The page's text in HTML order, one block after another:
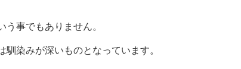
事でもありません。
染みが深いものとなっています。